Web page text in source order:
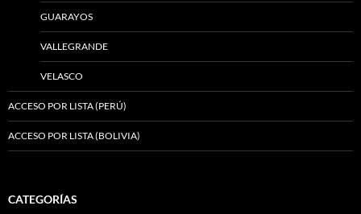
GUARAYOS
VALLEGRANDE
VELASCO
ACCESO POR LISTA (PERÚ)
ACCESO POR LISTA (BOLIVIA)
CATEGORÍAS